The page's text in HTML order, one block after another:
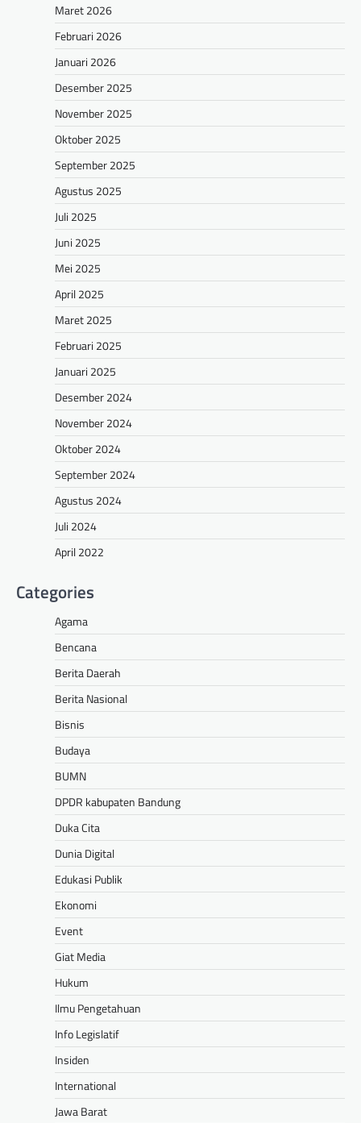
Maret 2026
Februari 2026
Januari 2026
Desember 2025
November 2025
Oktober 2025
September 2025
Agustus 2025
Juli 2025
Juni 2025
Mei 2025
April 2025
Maret 2025
Februari 2025
Januari 2025
Desember 2024
November 2024
Oktober 2024
September 2024
Agustus 2024
Juli 2024
April 2022
Categories
Agama
Bencana
Berita Daerah
Berita Nasional
Bisnis
Budaya
BUMN
DPDR kabupaten Bandung
Duka Cita
Dunia Digital
Edukasi Publik
Ekonomi
Event
Giat Media
Hukum
Ilmu Pengetahuan
Info Legislatif
Insiden
International
Jawa Barat